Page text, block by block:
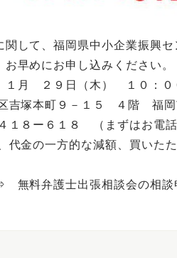
関して、福岡県中小企業振興
早めにお申し込みください。
月 ２９日（木） １０：０
吉塚本町９－１５ ４階 福岡
ー６１８ （まずはお電話
金の一方的な減額、買いた
⇒ 無料弁護士出張相談会の相談